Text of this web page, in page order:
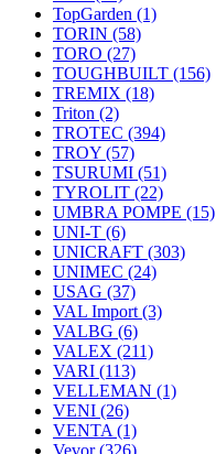
TopGarden (1)
TORIN (58)
TORO (27)
TOUGHBUILT (156)
TREMIX (18)
Triton (2)
TROTEC (394)
TROY (57)
TSURUMI (51)
TYROLIT (22)
UMBRA POMPE (15)
UNI-T (6)
UNICRAFT (303)
UNIMEC (24)
USAG (37)
VAL Import (3)
VALBG (6)
VALEX (211)
VARI (113)
VELLEMAN (1)
VENI (26)
VENTA (1)
Vevor(326)